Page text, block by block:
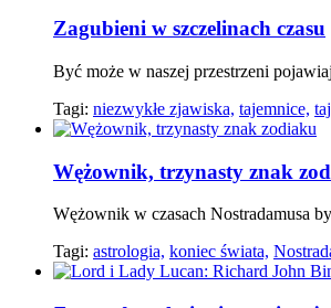
Zagubieni w szczelinach czasu
Być może w naszej przestrzeni
Tagi: niezwykłe zjawiska, tajemnice,
Wężownik, trzynasty znak
Wężownik w czasach Nostradamusa
Tagi: astrologia, koniec świata,